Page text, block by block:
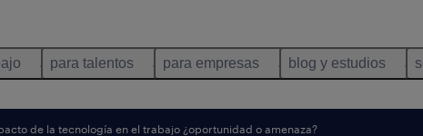
para talentos para empresas blog y estudios
de la tecnología en el trabajo ¿oportunidad o amenaza?